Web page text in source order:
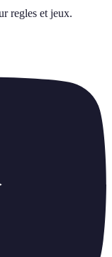
regles et jeux.